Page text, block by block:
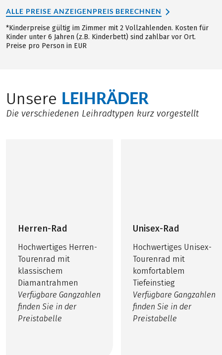
ALLE PREISE ANZEIGENPREIS BERECHNEN
*Kinderpreise gültig im Zimmer mit 2 Vollzahlenden. Kosten für
Kinder unter 6 Jahren (z.B. Kinderbett) sind zahlbar vor Ort.
Preise pro Person in EUR
Unsere LEIHRÄDER
Die verschiedenen Leihradtypen kurz vorgestellt
Herren-Rad
Hochwertiges Herren-
Tourenrad mit
klassischem
Diamantrahmen
Verfügbare Gangzahlen
finden Sie in der
Preistabelle
Unisex-Rad
Hochwertiges Unisex-
Tourenrad mit
komfortablem
Tiefeinstieg
Verfügbare Gangzahlen
finden Sie in der
Preistabelle